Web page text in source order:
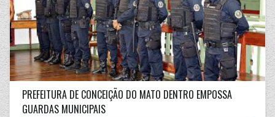
PREFEITURA DE CONCEIÇÃO DO MATO DENTRO EMPOSSA
GUARDAS MUNICIPAIS